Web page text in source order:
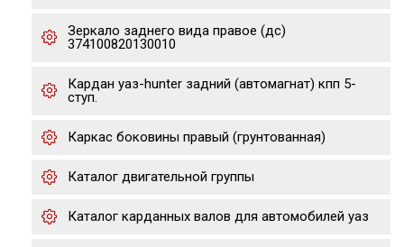
Зеркало заднего вида правое (дс)
374100820130010
Кардан уаз-hunter задний (автомагнат) кпп 5-
ступ.
Каркас боковины правый (грунтованная)
Каталог двигательной группы
Каталог карданных валов для автомобилей уаз